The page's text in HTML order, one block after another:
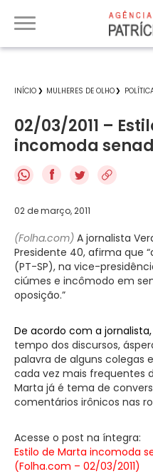
INÍCIO MULHERES DE OLHO
02/03/2011 –
incomoda
f
02 de março, 2011
(Folha.com) A jornalista
Presidente 40, afirma que
(PT-SP), na vice-
ciúmes e incômodo em
oposição.”
De acordo com a jornalista,
tempo dos discursos,
palavra de alguns colegas
cada vez mais frequentes
Marta já é tema de
comentários irônicos nas
Acesse o post na íntegra:
Estilo de Marta incomoda
(Folha.com – 02/03/2011)